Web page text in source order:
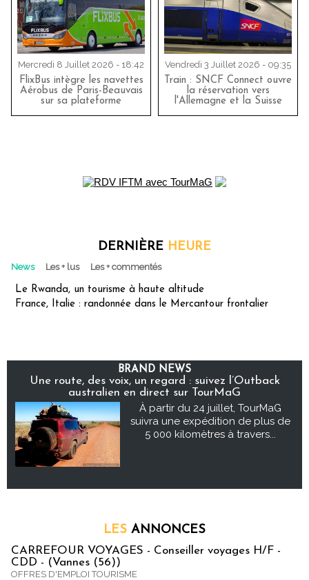
Mercredi 8 Juillet 2026 - 18:42
FlixBus intègre les navettes
Aérobus de Paris-Beauvais
sur sa plateforme
Vendredi 3 Juillet 2026 - 09:35
Train : SNCF Connect ouvre
la réservation vers
l'Allemagne et la Suisse
DERNIÈRE HEURE
News Les + lus Les + commentés
Le Rwanda, un tourisme à haute altitude
France, Italie : randonnée dans le Mercantour frontalier
BRAND NEWS
Une route, des voix, un regard : suivez l’Outback
australien en direct sur TourMaG
À partir du 24 juillet, TourMaG
suivra une expédition de plus de
5 000 kilomètres à travers...
LES ANNONCES
CARREFOUR VOYAGES - Conseiller voyages H/F -
CDD - (Vannes (56))
OFFRES D'EMPLOI TOURISME